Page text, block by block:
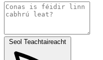
Seol Teachtaireacht